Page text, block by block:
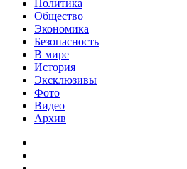
Политика
Общество
Экономика
Безопасность
В мире
История
Эксклюзивы
Фото
Видео
Архив